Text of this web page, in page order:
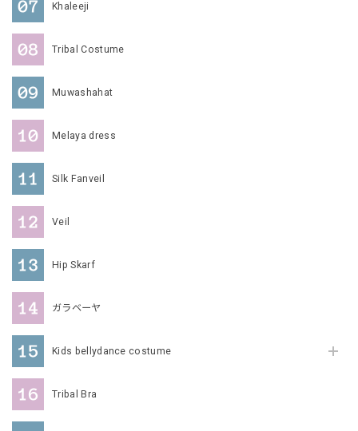
Khaleeji
Tribal Costume
Muwashahat
Melaya dress
Silk Fanveil
Veil
Hip Skarf
ガラベーヤ
Kids bellydance costume
Tribal Bra